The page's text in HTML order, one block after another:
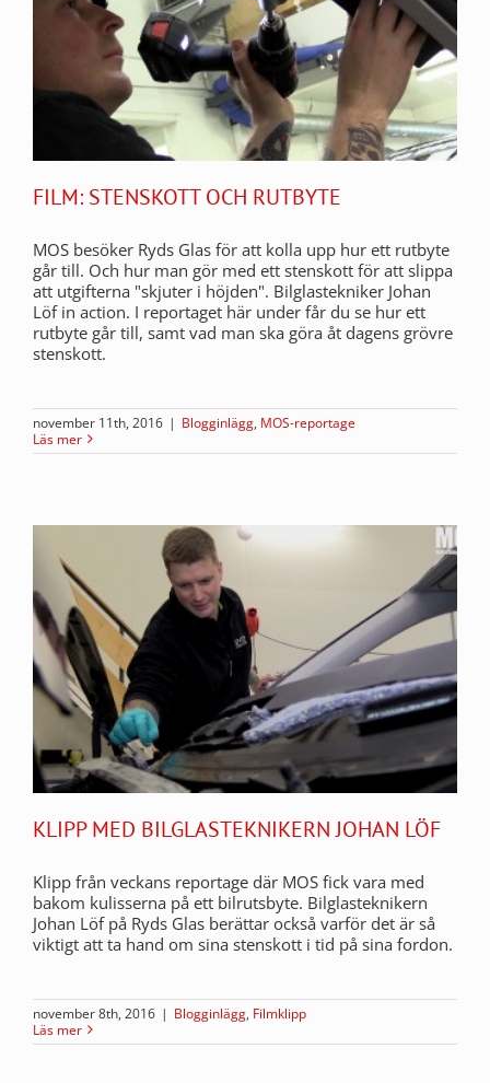
FILM: STENSKOTT OCH RUTBYTE
MOS besöker Ryds Glas för att kolla upp hur ett rutbyte
går till. Och hur man gör med ett stenskott för att slippa
att utgifterna "skjuter i höjden". Bilglastekniker Johan
Löf in action. I reportaget här under får du se hur ett
rutbyte går till, samt vad man ska göra åt dagens grövre
stenskott.
november 11th, 2016 | Blogginlägg, MOS-reportage
Läs mer
KLIPP MED BILGLASTEKNIKERN JOHAN LÖF
Klipp från veckans reportage där MOS fick vara med
bakom kulisserna på ett bilrutsbyte. Bilglasteknikern
Johan Löf på Ryds Glas berättar också varför det är så
viktigt att ta hand om sina stenskott i tid på sina fordon.
november 8th, 2016 | Blogginlägg, Filmklipp
Läs mer